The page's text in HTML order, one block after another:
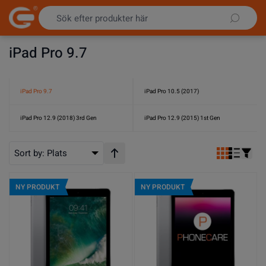
Hoppa till innehållet
iPad Pro 9.7
iPad Pro 9.7 iPad Pro 10.5 (2017)
iPad Pro 12.9 (2018) 3rd Gen iPad Pro 12.9 (2015) 1st Gen
Sort by: Plats Stigande ordning
NY PRODUKT NY PRODUKT